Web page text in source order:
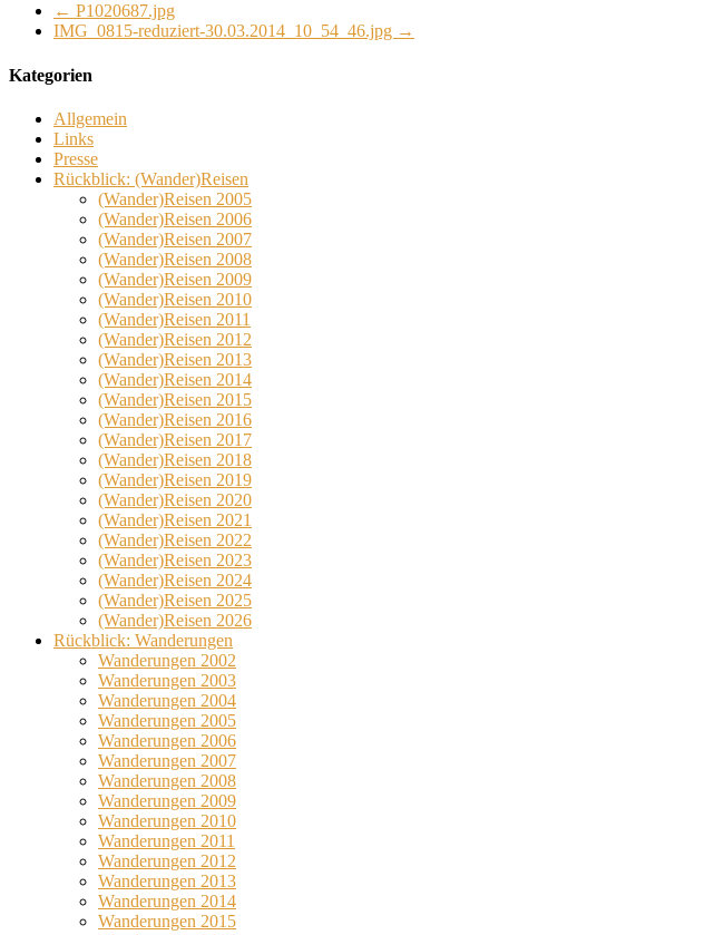
← P1020687.jpg
IMG_0815-reduziert-30.03.2014_10_54_46.jpg →
Kategorien
Allgemein
Links
Presse
Rückblick: (Wander)Reisen
(Wander)Reisen 2005
(Wander)Reisen 2006
(Wander)Reisen 2007
(Wander)Reisen 2008
(Wander)Reisen 2009
(Wander)Reisen 2010
(Wander)Reisen 2011
(Wander)Reisen 2012
(Wander)Reisen 2013
(Wander)Reisen 2014
(Wander)Reisen 2015
(Wander)Reisen 2016
(Wander)Reisen 2017
(Wander)Reisen 2018
(Wander)Reisen 2019
(Wander)Reisen 2020
(Wander)Reisen 2021
(Wander)Reisen 2022
(Wander)Reisen 2023
(Wander)Reisen 2024
(Wander)Reisen 2025
(Wander)Reisen 2026
Rückblick: Wanderungen
Wanderungen 2002
Wanderungen 2003
Wanderungen 2004
Wanderungen 2005
Wanderungen 2006
Wanderungen 2007
Wanderungen 2008
Wanderungen 2009
Wanderungen 2010
Wanderungen 2011
Wanderungen 2012
Wanderungen 2013
Wanderungen 2014
Wanderungen 2015